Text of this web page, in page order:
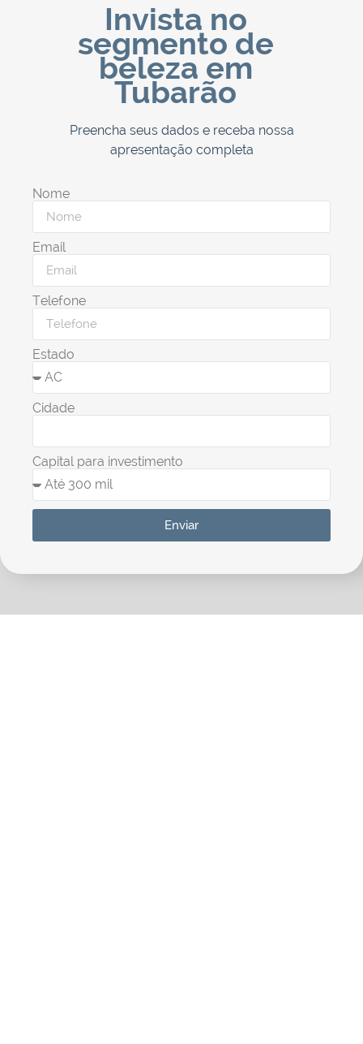
Invista no
segmento de
beleza em
Tubarão
Preencha seus dados e receba nossa
apresentação completa
Nome
Email
Telefone
Estado
Cidade
Capital para investimento
Enviar